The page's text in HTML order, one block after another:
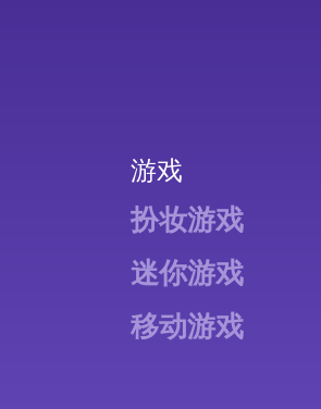
游戏
扮妆游戏
迷你游戏
移动游戏